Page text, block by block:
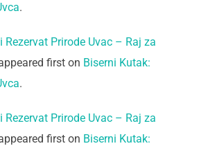
.
Rezervat Prirode Uvac – Raj za
first on Biserni Kutak:
.
Rezervat Prirode Uvac – Raj za
first on Biserni Kutak: